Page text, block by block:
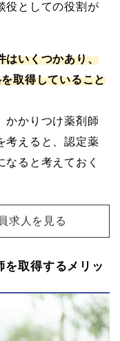
役としての役割が
はいくつかあり、
取得していること
かかりつけ薬剤師
考えると、認定薬
ると考えておく
求人を見る
を取得するメリッ